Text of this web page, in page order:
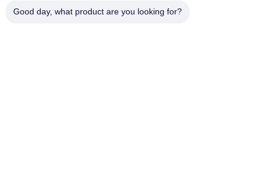
Good day, what product are you looking for?